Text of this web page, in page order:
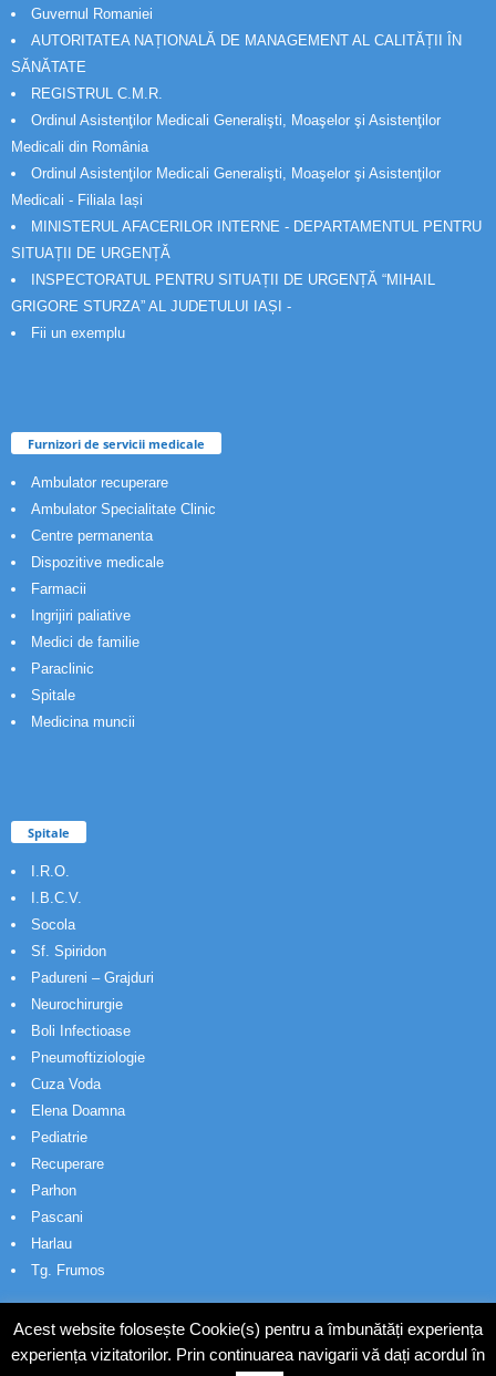
Guvernul Romaniei
AUTORITATEA NAȚIONALĂ DE MANAGEMENT AL CALITĂȚII ÎN
SĂNĂTATE
REGISTRUL C.M.R.
Ordinul Asistenţilor Medicali Generalişti, Moaşelor şi Asistenţilor
Medicali din România
Ordinul Asistenţilor Medicali Generalişti, Moaşelor şi Asistenţilor
Medicali - Filiala Iași
MINISTERUL AFACERILOR INTERNE - DEPARTAMENTUL PENTRU
SITUAȚII DE URGENȚĂ
INSPECTORATUL PENTRU SITUAȚII DE URGENȚĂ “MIHAIL
GRIGORE STURZA” AL JUDETULUI IAȘI -
Fii un exemplu
Furnizori de servicii medicale
Ambulator recuperare
Ambulator Specialitate Clinic
Centre permanenta
Dispozitive medicale
Farmacii
Ingrijiri paliative
Medici de familie
Paraclinic
Spitale
Medicina muncii
Spitale
I.R.O.
I.B.C.V.
Socola
Sf. Spiridon
Padureni – Grajduri
Neurochirurgie
Boli Infectioase
Pneumoftiziologie
Cuza Voda
Elena Doamna
Pediatrie
Recuperare
Parhon
Pascani
Harlau
Tg. Frumos
Acest website folosește Cookie(s) pentru a îmbunătăți experiența
experiența vizitatorilor. Prin continuarea navigarii vă dați acordul în